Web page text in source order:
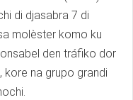
di djasabra 7 di
molèster komo ku
den tráfiko dor
kore na grupo grandi